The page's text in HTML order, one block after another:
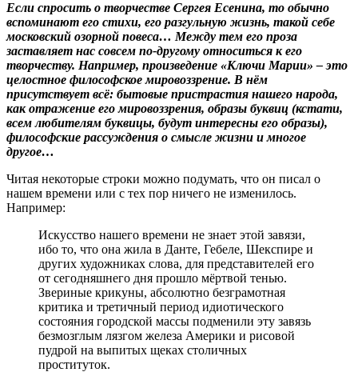
Если спросить о творчестве Сергея Есенина, то обычно
вспоминают его стихи, его разгульную жизнь, такой себе
московский озорной повеса… Между тем его проза
заставляет нас совсем по-другому относиться к его
творчеству. Например, произведение «Ключи Марии» – это
целостное философское мировоззрение. В нём
присутствует всё: бытовые пристрастия нашего народа,
как отражение его мировоззрения, образы буквиц (кстати,
всем любителям буквицы, будут интересны его образы),
философские рассуждения о смысле жизни и многое
другое…
Читая некоторые строки можно подумать, что он писал о
нашем времени или с тех пор ничего не изменилось.
Например:
Искусство нашего времени не знает этой завязи,
ибо то, что она жила в Данте, Гебеле, Шекспире и
других художниках слова, для представителей его
от сегодняшнего дня прошло мёртвой тенью.
Звериные крикуны, абсолютно безграмотная
критика и третичный период идиотического
состояния городской массы подменили эту завязь
безмозглым лязгом железа Америки и рисовой
пудрой на выпитых щеках столичных
проституток.